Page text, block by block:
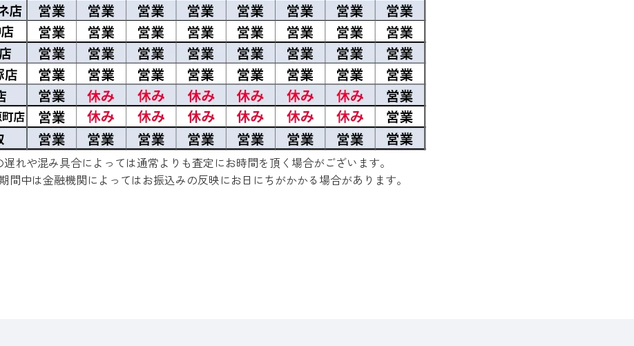
れや混み具合によっては通常よりも査定にお時間を頂く場合がございます。
間中は金融機関によってはお振込みの反映にお日にちがかかる場合があります。